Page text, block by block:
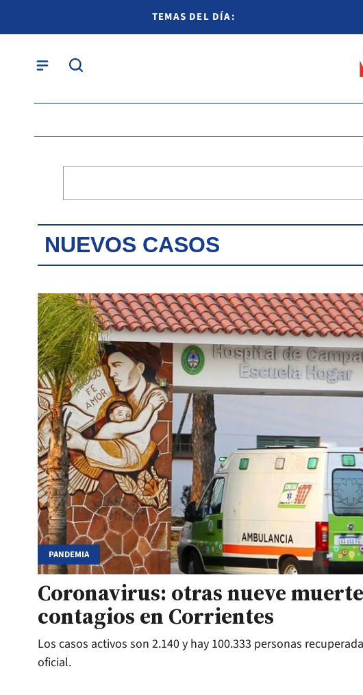
TEMAS DEL DÍA:
NUEVOS CASOS
PANDEMIA
Coronavirus: otras nueve
contagios en Corrientes
Los casos activos son 2.140 y hay 100.333 personas
oficial.